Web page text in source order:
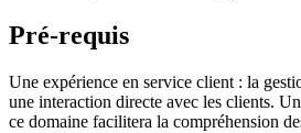
Pré-requis
Une expérience en service client : la
une interaction directe avec les clients.
ce domaine facilitera la compréhension